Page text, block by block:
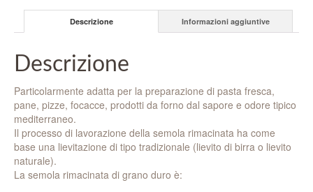
Descrizione Informazioni aggiuntive
Descrizione
Particolarmente adatta per la preparazione di pasta fresca,
pane, pizze, focacce, prodotti da forno dal sapore e odore tipico
mediterraneo.
Il processo di lavorazione della semola rimacinata ha come
base una lievitazione di tipo tradizionale (lievito di birra o lievito
naturale).
La semola rimacinata di grano duro è: